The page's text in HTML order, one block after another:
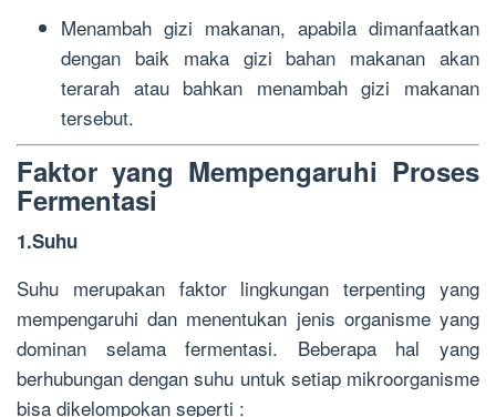
Menambah gizi makanan, apabila dimanfaatkan
dengan baik maka gizi bahan makanan akan
terarah atau bahkan menambah gizi makanan
tersebut.
Faktor yang Mempengaruhi Proses
Fermentasi
1.Suhu
Suhu merupakan faktor lingkungan terpenting yang
mempengaruhi dan menentukan jenis organisme yang
dominan selama fermentasi. Beberapa hal yang
berhubungan dengan suhu untuk setiap mikroorganisme
bisa dikelompokan seperti :